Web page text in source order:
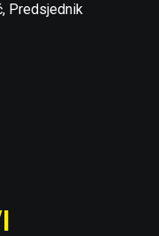
Predsjednik